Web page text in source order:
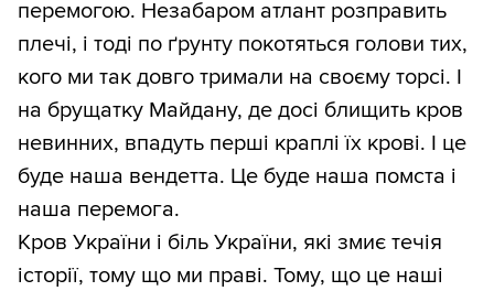
перемогою. Незабаром атлант розправить
плечі, і тоді по ґрунту покотяться голови тих,
кого ми так довго тримали на своєму торсі. І
на брущатку Майдану, де досі блищить кров
невинних, впадуть перші краплі їх крові. І це
буде наша вендетта. Це буде наша помста і
наша перемога.
Кров України і біль України, які змиє течія
історії, тому що ми праві. Тому, що це наші